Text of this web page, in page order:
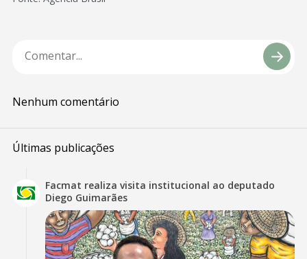
Nenhum comentário
Últimas publicações
Facmat realiza visita institucional ao deputado
Diego Guimarães